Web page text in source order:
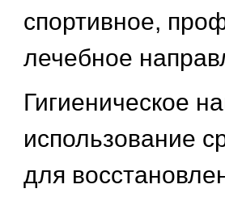
спортивное,
лечебное
Гигиеническое
использование
для